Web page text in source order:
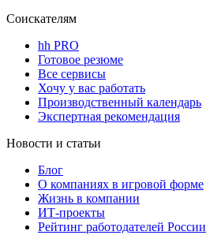
Соискателям
hh PRO
Готовое резюме
Все сервисы
Хочу у вас работать
Производственный календарь
Экспертная рекомендация
Новости и статьи
Блог
О компаниях в игровой форме
Жизнь в компании
ИТ-проекты
Рейтинг работодателей России